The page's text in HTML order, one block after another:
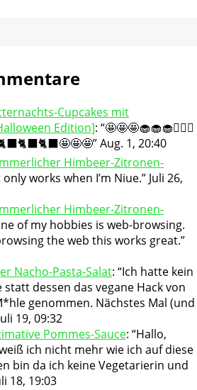
Cupcakes mit
Edition]: “🤩🤩🤩🧁🧁🧁🧛🏻‍♀️
”Aug. 1, 20:40
Himbeer-Zitronen-
only works when I’m Niue.” Juli 26,
Himbeer-Zitronen-
of my hobbies is web-browsing.
the web this works great.”
Nacho-Pasta-Salat: “Ich hatte kein
statt dessen das vegane Hack von
genommen. Nächstes Mal (und
19, 09:32
Pommes-Sauce: “Hallo,
ich nicht mehr wie ich auf diese
bin da ich keine Vegetarierin und
18, 19:03